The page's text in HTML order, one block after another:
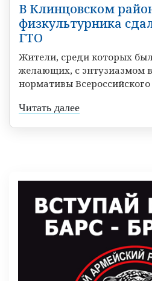
В Клинцовском
физкультурника
ГТО
Жители, среди которых
желающих, с энтузиазмом
нормативы Всероссийского
Читать далее